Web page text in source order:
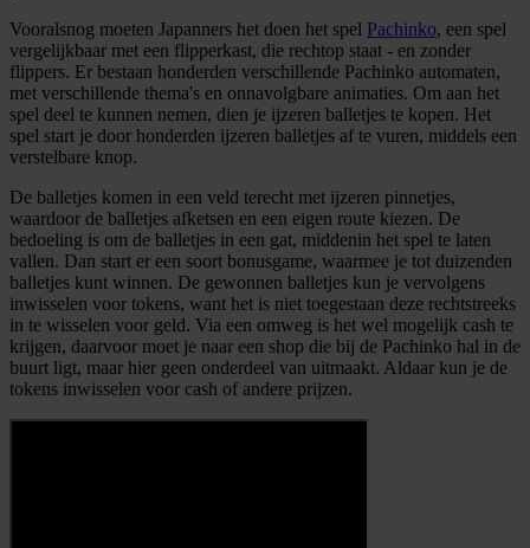
Vooralsnog moeten Japanners het doen het spel Pachinko, een spel
vergelijkbaar met een flipperkast, die rechtop staat - en zonder
flippers. Er bestaan honderden verschillende Pachinko automaten,
met verschillende thema's en onnavolgbare animaties. Om aan het
spel deel te kunnen nemen, dien je ijzeren balletjes te kopen. Het
spel start je door honderden ijzeren balletjes af te vuren, middels een
verstelbare knop.
De balletjes komen in een veld terecht met ijzeren pinnetjes,
waardoor de balletjes afketsen en een eigen route kiezen. De
bedoeling is om de balletjes in een gat, middenin het spel te laten
vallen. Dan start er een soort bonusgame, waarmee je tot duizenden
balletjes kunt winnen. De gewonnen balletjes kun je vervolgens
inwisselen voor tokens, want het is niet toegestaan deze rechtstreeks
in te wisselen voor geld. Via een omweg is het wel mogelijk cash te
krijgen, daarvoor moet je naar een shop die bij de Pachinko hal in de
buurt ligt, maar hier geen onderdeel van uitmaakt. Aldaar kun je de
tokens inwisselen voor cash of andere prijzen.